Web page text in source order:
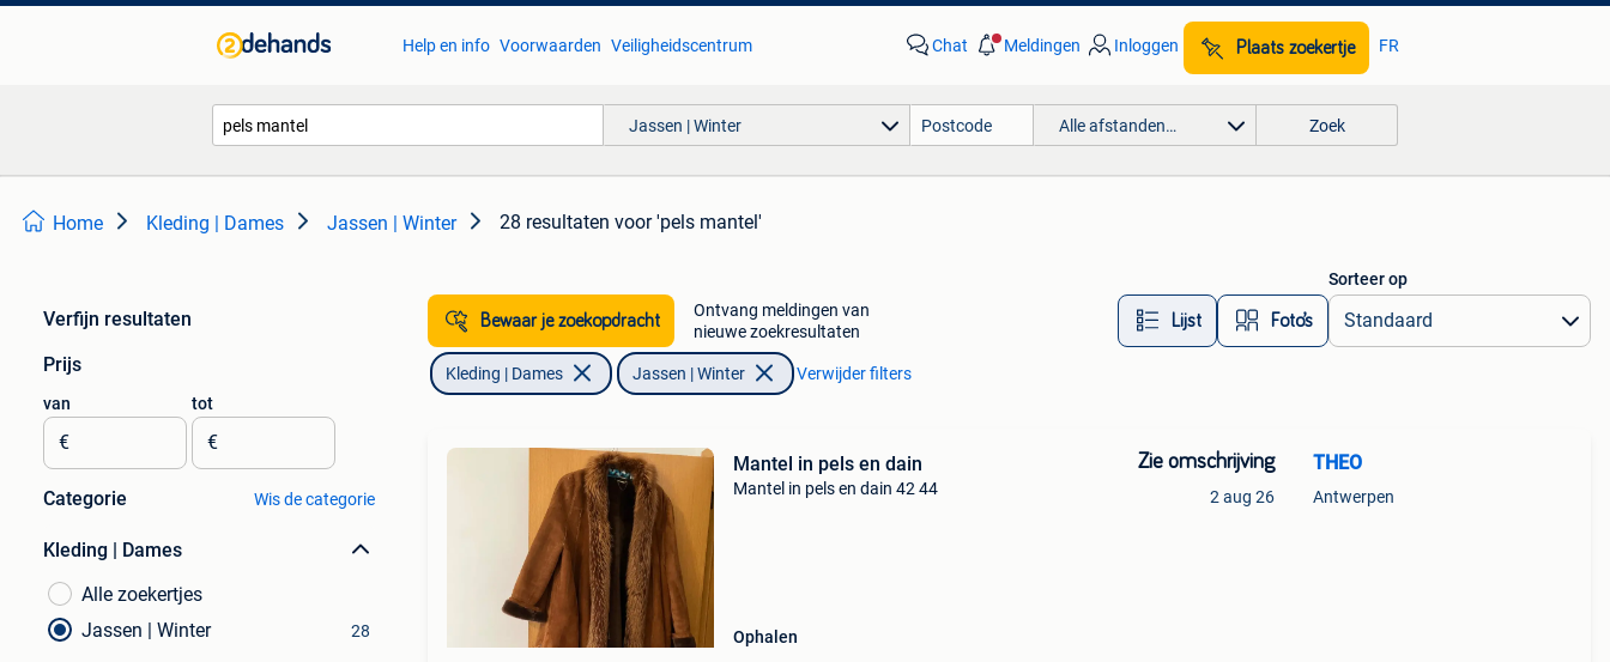
Help en info Voorwaarden Veiligheidscentrum Chat Meldingen Inloggen Plaats zoekertje FR
Jassen | Winter Alle afstanden… Zoek
Home Kleding | Dames Jassen | Winter 28 resultaten voor 'pels mantel'
Verfijn resultaten
Prijs
van
€
tot
€
Categorie Wis de categorie
Kleding | Dames
Alle zoekertjes
Jassen | Winter
28
Bewaar je zoekopdracht
Ontvang meldingen van
nieuwe zoekresultaten
Lijst Foto’s
Sorteer op
Kleding | Dames Jassen | Winter Verwijder filters
Mantel in pels en dain
Mantel in pels en dain 42 44
Ophalen
Zie omschrijving
2 aug 26
THEO
Antwerpen